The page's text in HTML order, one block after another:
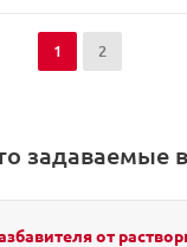
1 2
задаваемые
от